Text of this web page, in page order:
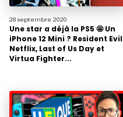
28 septembre 2020
Une star a déjà la PS5 🤩 Un
iPhone 12 Mini ? Resident Evil
Netflix, Last of Us Day et
Virtua Fighter...